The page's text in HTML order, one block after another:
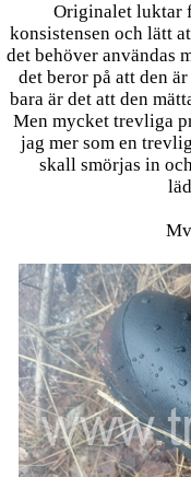
Originalet luktar
konsistensen och lätt
det behöver användas
det beror på att den
bara är det att den
Men mycket trevliga
jag mer som en
skall smörjas in